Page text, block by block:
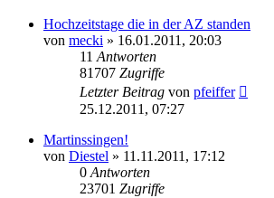
Hochzeitstage die in der AZ standen
von mecki » 16.01.2011, 20:03
11 Antworten
81707 Zugriffe
Letzter Beitrag von pfeiffer
25.12.2011, 07:27
Martinssingen!
von Diestel » 11.11.2011, 17:12
0 Antworten
23701 Zugriffe